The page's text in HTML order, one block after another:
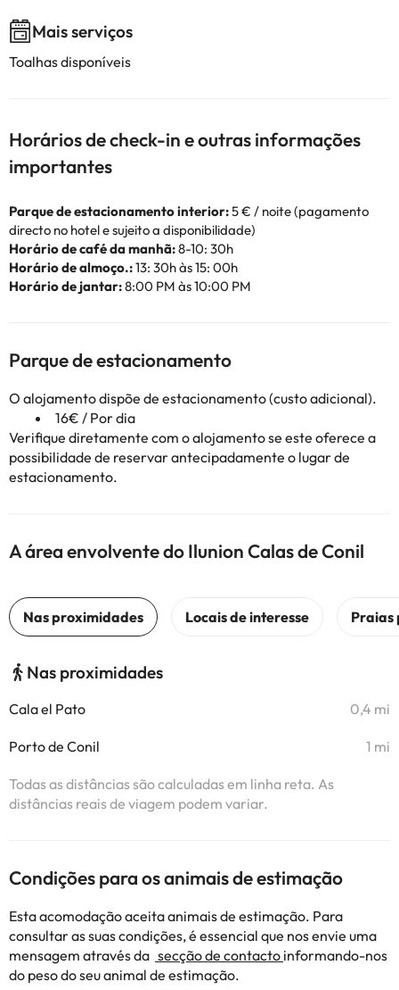
Mais serviços
Toalhas disponíveis
Horários de check-in e outras informações
importantes
Parque de estacionamento interior:5 € / noite (pagamento
directo no hotel e sujeito a disponibilidade)
Horário de café da manhã:8-10: 30h
Horário de almoço.:13: 30h às 15: 00h
Horário de jantar:8:00 PM às 10:00 PM
Parque de estacionamento
O alojamento dispõe de estacionamento (custo adicional).
16€ / Por dia
Verifique diretamente com o alojamento se este oferece a
possibilidade de reservar antecipadamente o lugar de
estacionamento.
A área envolvente do Ilunion Calas de Conil
Nas proximidades
Cala el Pato 0,4 mi
Porto de Conil 1 mi
Todas as distâncias são calculadas em linha reta. As
distâncias reais de viagem podem variar.
Condições para os animais de estimação
Esta acomodação aceita animais de estimação. Para
consultar as suas condições, é essencial que nos envie uma
mensagem através da secção de contacto informando-nos
do peso do seu animal de estimação.